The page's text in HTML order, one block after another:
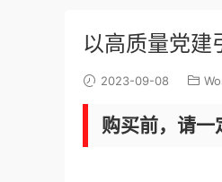
以高质量党建
2023-09-08
购买前，请一